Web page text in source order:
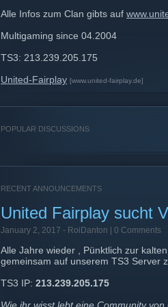
Alle Infos zum Clan gibts auf
Multigaming since 04.2004
TS3: 213.239.205.175
United-Fairplay [www.united-fairplay.de]
POPULAR DISCUSSIONS
RECENT ANNOUNCEMENTS
United Fairplay sucht
January 2, 2017 - RoiDanton | 0 Comments
Alle Jahre wieder , Pünktlich zur
gemeinsam auf unserem TS3 Server
TS3 IP: 213.239.205.175